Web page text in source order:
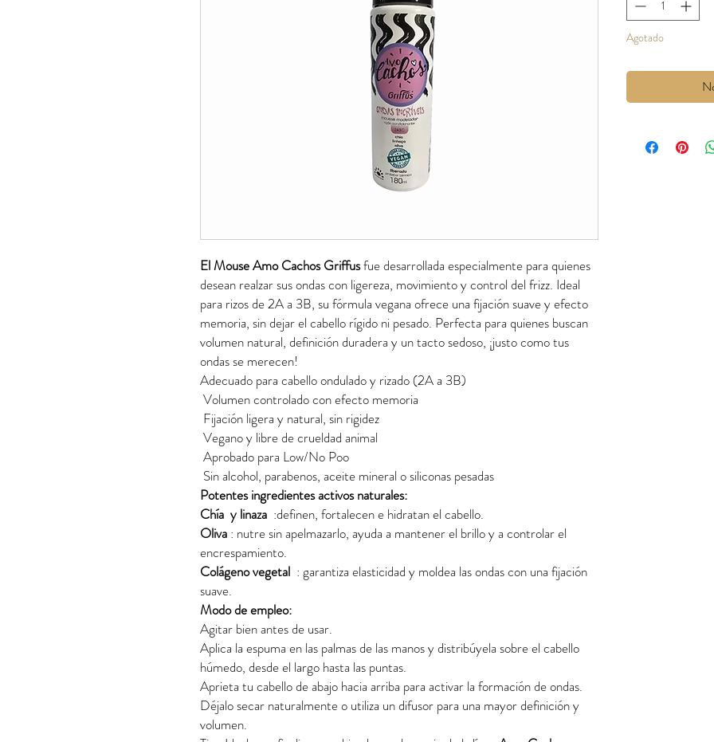
El MouseAmo Cachos Griffusfue desarrollada especialmente para quienes
desean realzar sus ondas con ligereza, movimiento y control del frizz. Ideal
para rizos de 2A a 3B, su fórmula vegana ofrece una fijación suave y efecto
memoria, sin dejar el cabello rígido ni pesado. Perfecta para quienes buscan
volumen natural, definición duradera y un tacto sedoso, ¡justo como tus
ondas se merecen!
Adecuado para cabello ondulado y rizado (2A a 3B)
Volumen controlado con efecto memoria
Fijación ligera y natural, sin rigidez
Vegano y libre de crueldad animal
Aprobado para Low/No Poo
Sin alcohol, parabenos, aceite mineral o siliconas pesadas
Potentes ingredientes activos naturales:
Chía y linaza :definen, fortalecen e hidratan el cabello.
Oliva : nutre sin apelmazarlo, ayuda a mantener el brillo y a controlar el
encrespamiento.
Colágeno vegetal : garantiza elasticidad y moldea las ondas con una fijación
suave.
Modo de empleo:
Agitar bien antes de usar.
Aplica la espuma en las palmas de las manos y distribúyela sobre el cabello
húmedo, desde el largo hasta las puntas.
Aprieta tu cabello de abajo hacia arriba para activar la formación de ondas.
Déjalo secar naturalmente o utiliza un difusor para una mayor definición y
volumen.
Agotado